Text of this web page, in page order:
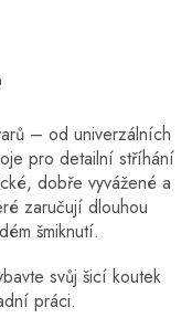
– od univerzálních
pro detailní stříhání
dobře vyvážené a
zaručují dlouhou
šmiknutí.
svůj šicí koutek
práci.